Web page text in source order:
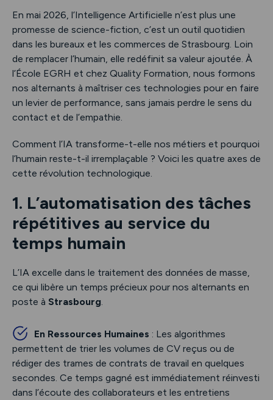
En mai 2026, l’Intelligence Artificielle n’est plus une
promesse de science-fiction, c’est un outil quotidien
dans les bureaux et les commerces de Strasbourg. Loin
de remplacer l’humain, elle redéfinit sa valeur ajoutée. À
l’École EGRH et chez Quality Formation, nous formons
nos alternants à maîtriser ces technologies pour en faire
un levier de performance, sans jamais perdre le sens du
contact et de l’empathie.
Comment l’IA transforme-t-elle nos métiers et pourquoi
l’humain reste-t-il irremplaçable ? Voici les quatre axes de
cette révolution technologique.
1. L’automatisation des tâches
répétitives au service du
temps humain
L’IA excelle dans le traitement des données de masse,
ce qui libère un temps précieux pour nos alternants en
poste à Strasbourg.
En Ressources Humaines : Les algorithmes
permettent de trier les volumes de CV reçus ou de
rédiger des trames de contrats de travail en quelques
secondes. Ce temps gagné est immédiatement réinvesti
dans l’écoute des collaborateurs et les entretiens